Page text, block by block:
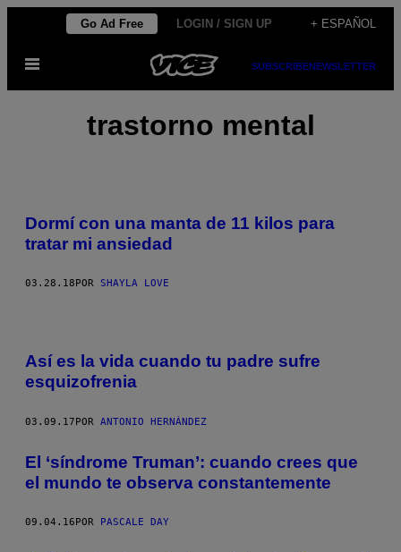
contenido
Go Ad Free LOGIN / SIGN UP + ESPAÑOL
Abrir
SUBSCRIBENEWSLETTER
trastorno mental
Dormí con una manta de 11 kilos para
tratar mi ansiedad
03.28.18 POR SHAYLA LOVE
Así es la vida cuando tu padre sufre
esquizofrenia
03.09.17POR ANTONIO HERNÁNDEZ
El ‘síndrome Truman’: cuando crees que
el mundo te observa constantemente
09.04.16 POR PASCALE DAY